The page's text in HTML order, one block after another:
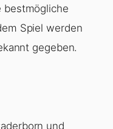
bestmögliche
Spiel werden
gegeben.
und